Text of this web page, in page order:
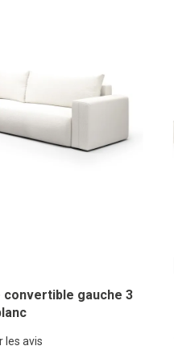
convertible gauche 3
les avis